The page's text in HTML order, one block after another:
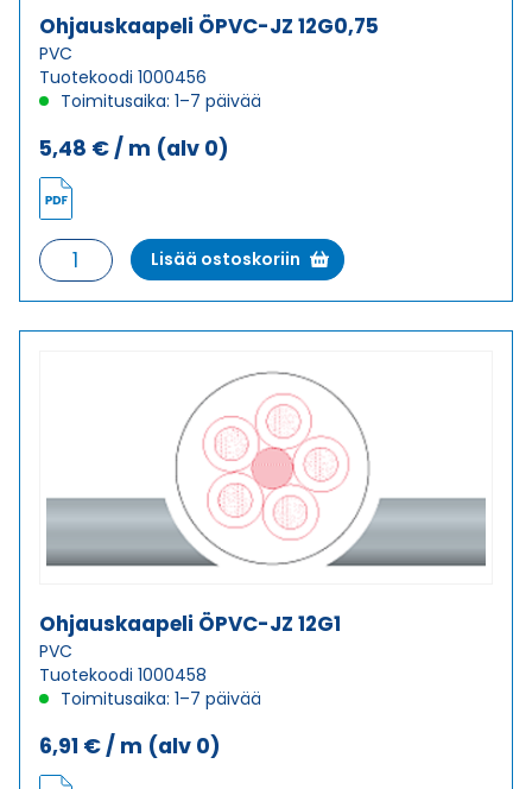
Ohjauskaapeli ÖPVC-JZ 12G0,75
PVC
Tuotekoodi 1000456
Toimitusaika: 1–7 päivää
5,48 € / m (alv 0)
Ohjauskaapeli
ÖPVC-
JZ
Lisää ostoskoriin
Ohjauskaapeli ÖPVC-JZ 12G1
PVC
Tuotekoodi 1000458
Toimitusaika: 1–7 päivää
6,91 € / m (alv 0)